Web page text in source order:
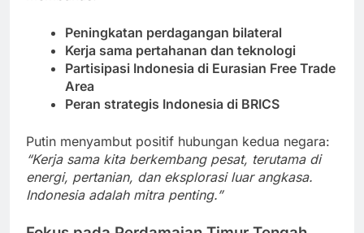
Peningkatan perdagangan bilateral
Kerja sama pertahanan dan teknologi
Partisipasi Indonesia di Eurasian Free Trade
Area
Peran strategis Indonesia di BRICS
Putin menyambut positif hubungan kedua negara:
“Kerja sama kita berkembang pesat, terutama di
energi, pertanian, dan eksplorasi luar angkasa.
Indonesia adalah mitra penting.”